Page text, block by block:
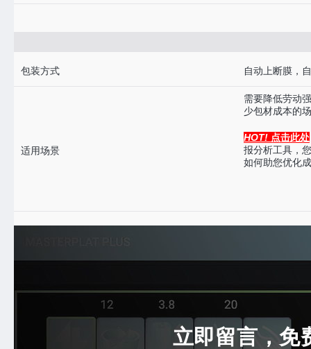
包装方式 自动上断膜，
适用场景
需要降低劳动
少包材成本的
HOT! 点击此处
报分析工具，
如何助您优化
立即留言，免